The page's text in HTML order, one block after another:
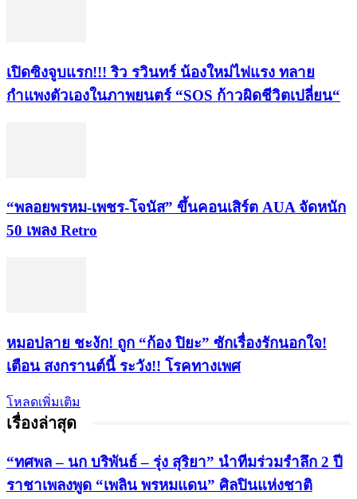
เปิดซิงจูบแรก!!! ริว รวินทร์ น้องใหม่ไฟแรง ทลาย
กำแพงตัวเองในภาพยนตร์ “SOS ก้าวผิดชีวิตเปลี่ยน“
“พลอยพรหม-เพชร-โจนัส” ขึ้นคอนเสิร์ต AUA จัดหนัก
50 เพลง Retro
หมอปลาย ชะงัก! ถูก “ก้อง ปิยะ” ซักเรื่องรักนอกใจ!
เตือน สงกรานต์นี้ ระวัง!! โรคทางเพศ
โหลดเพิ่มเติม
เรื่องล่าสุด
“ทศพล – นก บริพันธ์ – รุ่ง สุริยา” นำทีมร่วมรำลึก 2 ปี
ราชาเพลงพูด “เพลิน พรหมแดน” ศิลปินแห่งชาติ